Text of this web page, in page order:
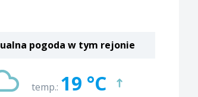
pogoda w tym rejonie
temp.: 19 °C